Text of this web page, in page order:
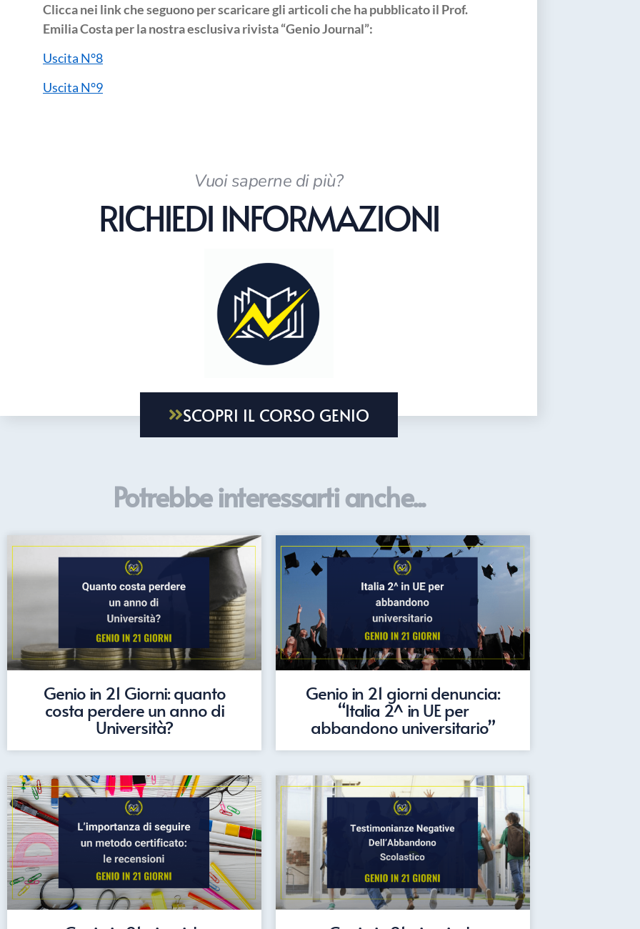
Clicca nei link che seguono per scaricare gli articoli che ha pubblicato il Prof.
Emilia Costa per la nostra esclusiva rivista “Genio Journal”:
Uscita N°8
Uscita N°9
Vuoi saperne di più?
RICHIEDI INFORMAZIONI
SCOPRI IL CORSO GENIO
Potrebbe interessarti anche...
Genio in 21 Giorni: quanto
costa perdere un anno di
Università?
Genio in 21 giorni denuncia:
“Italia 2^ in UE per
abbandono universitario”